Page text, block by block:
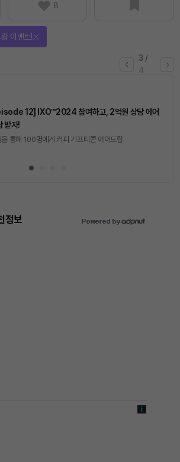
8
3 /
4
이벤트!
12] IXO™2024 참여하고, 2억원 상당 에어
받자!
을 통해 100명에게 커피 기프티콘 에어드랍
정보